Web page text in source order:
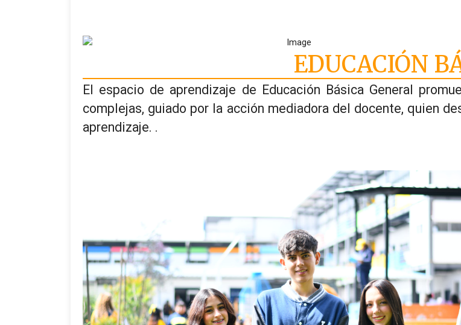
EDUCACIÓN
El espacio de aprendizaje de Educación Básica General
complejas, guiado por la acción mediadora del docente, quien
aprendizaje. .